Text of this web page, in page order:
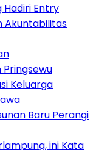
Hadiri Entry
Akuntabilitas
Pringsewu
Keluarga
Baru Perangi
ini Kata